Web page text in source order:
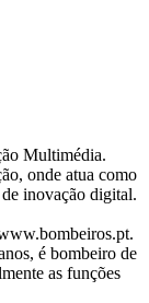
Multimédia.
onde atua como
inovação digital.
é bombeiro de
as funções